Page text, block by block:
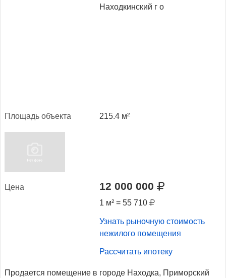
Находкинский г о
Пло­щадь объ­ек­та 215.4 м²
Це­на 12 000 000
1 м² = 55 710
Узнать рыночную стоимость
нежилого помещения
Рассчитать ипотеку
Продается помещение в городе Находка, Приморский